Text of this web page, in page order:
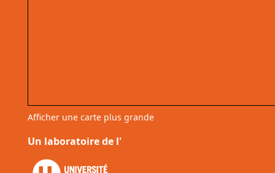
Afficher une carte plus grande
Un laboratoire de l'